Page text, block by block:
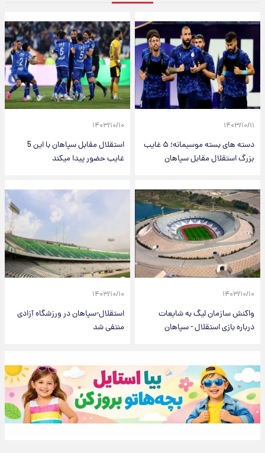
۱۴۰۳/۱۰/۱۱
دسته های بسته موسیمانه؛ ۵ غایب
بزرگ استقلال مقابل سپاهان
۱۴۰۳/۱۰/۱۰
استقلال مقابل سپاهان با این 5
غایب حضور پیدا میکند
۱۴۰۳/۱۰/۱۰
واکنش سازمان لیگ به شایعات
درباره بازی استقلال - سپاهان
۱۴۰۳/۱۰/۱۰
استقلال-سپاهان در ورزشگاه آزادی
منتفی شد